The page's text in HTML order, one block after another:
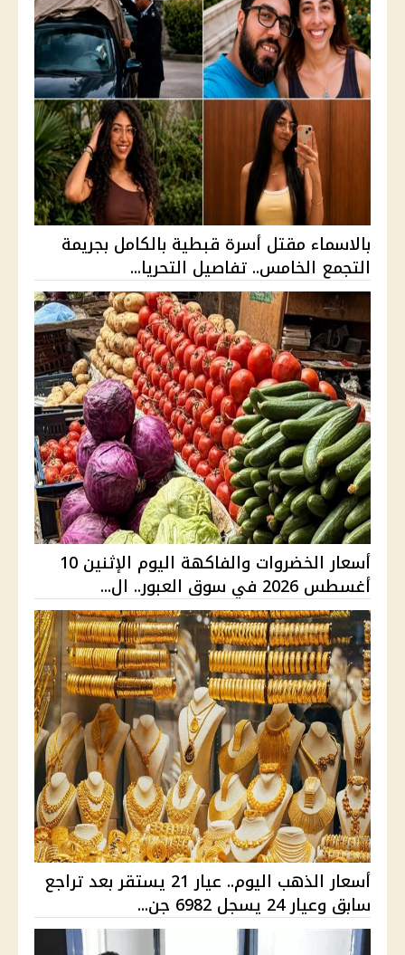
بالاسماء مقتل أسرة قبطية بالكامل بجريمة
التجمع الخامس.. تفاصيل التحريا...
أسعار الخضروات والفاكهة اليوم الإثنين 10
أغسطس 2026 في سوق العبور.. ال...
أسعار الذهب اليوم.. عيار 21 يستقر بعد تراجع
سابق وعيار 24 يسجل 6982 جن...